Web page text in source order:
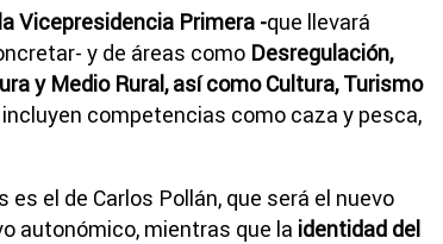
Vicepresidencia Primera -que llevará
y de áreas como Desregulación,
y Medio Rural, así como Cultura, Turismo
competencias como caza y pesca,
es el de Carlos Pollán, que será el nuevo
autonómico, mientras que la identidad del